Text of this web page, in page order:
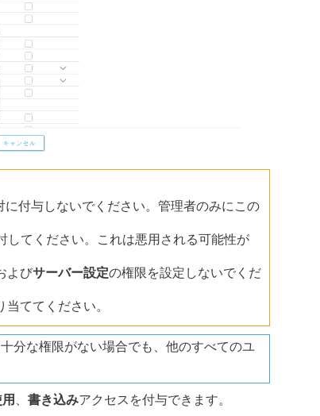
付与しないでください。管理者のみにこの
てください。これは悪用される可能性が
よびサーバー設定の権限を設定しないでくだ
ててください。
分な権限がない場合でも、他のすべてのユ
、 書き込みアクセスを付与できます。